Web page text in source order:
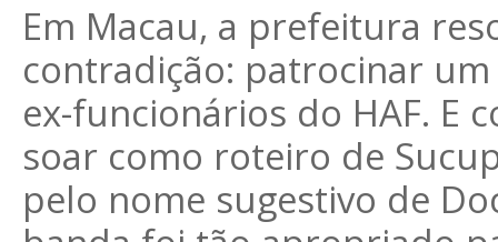
Em Macau, a prefeitura
contradição: patrocinar
ex-funcionários do HAF. E
soar como roteiro de
pelo nome sugestivo de